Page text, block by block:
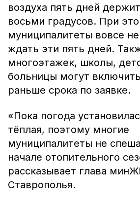
воздуха пять дней
восьми градусов. При
муниципалитеты вовсе
ждать эти пять дней.
многоэтажек, школы,
больницы могут
раньше срока по заявке.
«Пока погода
тёплая, поэтому многие
муниципалитеты не
начале отопительного
рассказывает глава
Ставрополья.